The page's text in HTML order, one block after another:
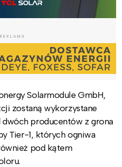
REKLAMA
Solarmodule GmbH,
zostaną wykorzystane
dwóch producentów z grona
Tier-1, których ogniwa
pod kątem